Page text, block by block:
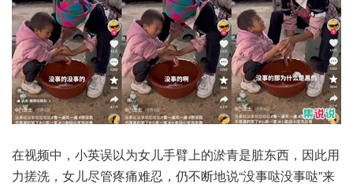
在视频中，小英误以为女儿手臂上的淤青是脏东西，因此用
力搓洗，女儿尽管疼痛难忍，仍不断地说“没事哒没事哒”来